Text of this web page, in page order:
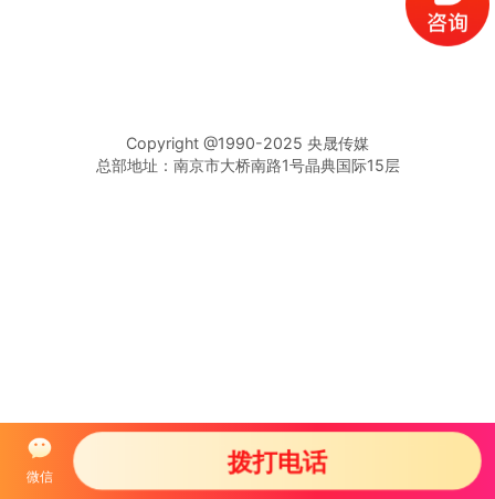
Copyright @1990-2025 央晟传媒
总部地址：南京市大桥南路1号晶典国际15层
微信
拨打电话